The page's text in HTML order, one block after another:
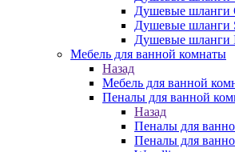
Душевые шланги
Душевые шланги
Душевые шланги
Мебель для ванной комнаты
Назад
Мебель для ванной
Пеналы для ванной
Назад
Пеналы для
Пеналы для